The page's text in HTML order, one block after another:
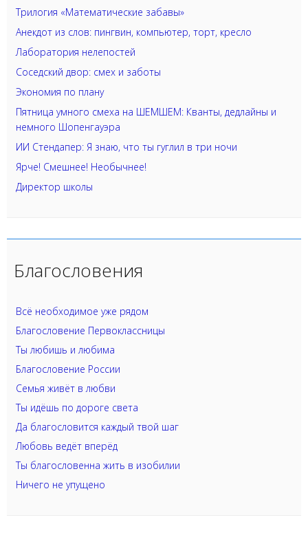
Трилогия «Математические забавы»
Анекдот из слов: пингвин, компьютер, торт, кресло
Лаборатория нелепостей
Соседский двор: смех и заботы
Экономия по плану
Пятница умного смеха на ШЕМШЕМ: Кванты, дедлайны и
немного Шопенгауэра
ИИ Стендапер: Я знаю, что ты гуглил в три ночи
Ярче! Смешнее! Необычнее!
Директор школы
Благословения
Всё необходимое уже рядом
Благословение Первоклассницы
Ты любишь и любима
Благословение России
Семья живёт в любви
Ты идёшь по дороге света
Да благословится каждый твой шаг
Любовь ведёт вперёд
Ты благословенна жить в изобилии
Ничего не упущено